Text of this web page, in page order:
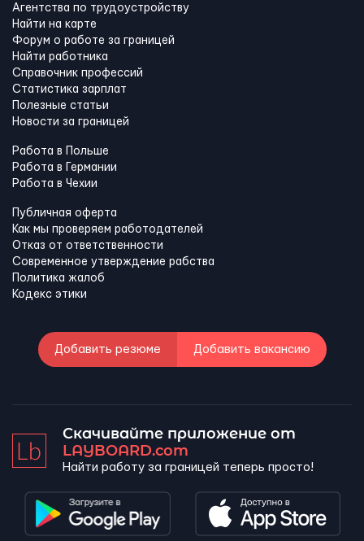
Агентства по трудоустройству
Найти на карте
Форум о работе за границей
Найти работника
Справочник профессий
Статистика зарплат
Полезные статьи
Новости за границей
Работа в Польше
Работа в Германии
Работа в Чехии
Публичная оферта
Как мы проверяем работодателей
Отказ от ответственности
Современное утверждение рабства
Политика жалоб
Кодекс этики
Добавить резюме Добавить вакансию
Скачивайте приложение от
LAYBOARD.com
Найти работу за границей теперь просто!